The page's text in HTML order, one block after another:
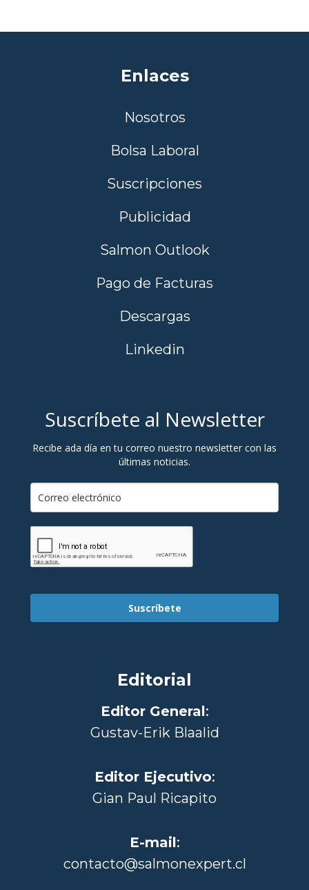
Enlaces
Nosotros
Bolsa Laboral
Suscripciones
Publicidad
Salmon Outlook
Pago de Facturas
Descargas
Linkedin
Suscríbete al Newsletter
Recibe ada día en tu correo nuestro newsletter con las
últimas noticias.
Suscríbete
Editorial
Editor General:
Gustav-Erik Blaalid
Editor Ejecutivo:
Gian Paul Ricapito
E-mail:
contacto@salmonexpert.cl